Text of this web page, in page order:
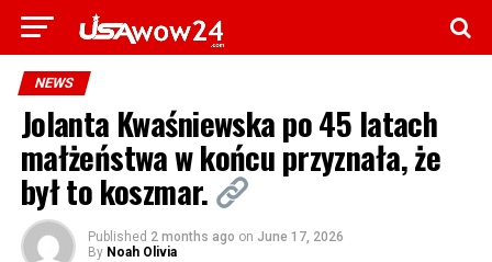
NEWS
Jolanta Kwaśniewska po 45 latach
małżeństwa w końcu przyznała, że
był to koszmar.
Published 2 months ago on June 17, 2026
By Noah Olivia